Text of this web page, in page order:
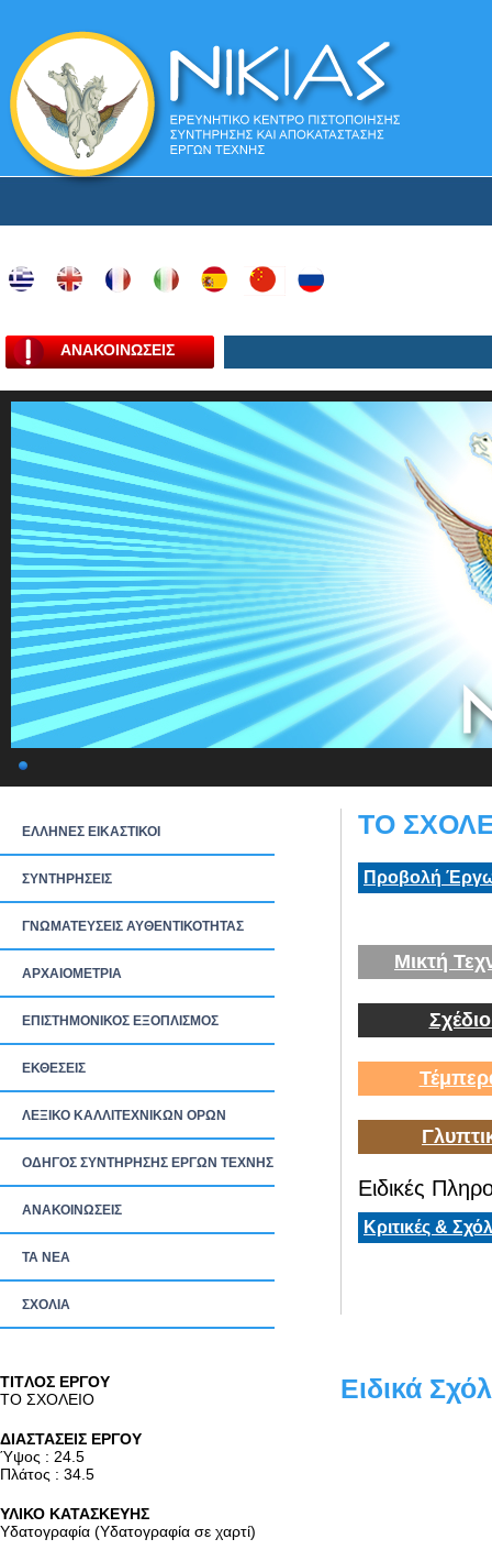
ΑΝΑΚΟΙΝΩΣΕΙΣ
ΕΛΛΗΝΕΣ ΕΙΚΑΣΤΙΚΟΙ
ΣΥΝΤΗΡΗΣΕΙΣ
ΓΝΩΜΑΤΕΥΣΕΙΣ ΑΥΘΕΝΤΙΚΟΤΗΤΑΣ
ΑΡΧΑΙΟΜΕΤΡΙΑ
ΕΠΙΣΤΗΜΟΝΙΚΟΣ ΕΞΟΠΛΙΣΜΟΣ
ΕΚΘΕΣΕΙΣ
ΛΕΞΙΚΟ ΚΑΛΛΙΤΕΧΝΙΚΩΝ ΟΡΩΝ
ΟΔΗΓΟΣ ΣΥΝΤΗΡΗΣΗΣ ΕΡΓΩΝ ΤΕΧΝΗΣ
ΑΝΑΚΟΙΝΩΣΕΙΣ
ΤΑ ΝEΑ
ΣΧΟΛΙΑ
ΤΟ
Προβολή
Μικτή
Ειδικές
Κριτικές &
TITΛΟΣ ΕΡΓΟΥ
ΤΟ ΣΧΟΛΕΙΟ
ΔΙΑΣΤΑΣΕΙΣ ΕΡΓΟΥ
Ύψος : 24.5
Πλάτος : 34.5
ΥΛΙΚΟ ΚΑΤΑΣΚΕΥΗΣ
Υδατογραφία (Υδατογραφία σε χαρτί)
Ειδικά